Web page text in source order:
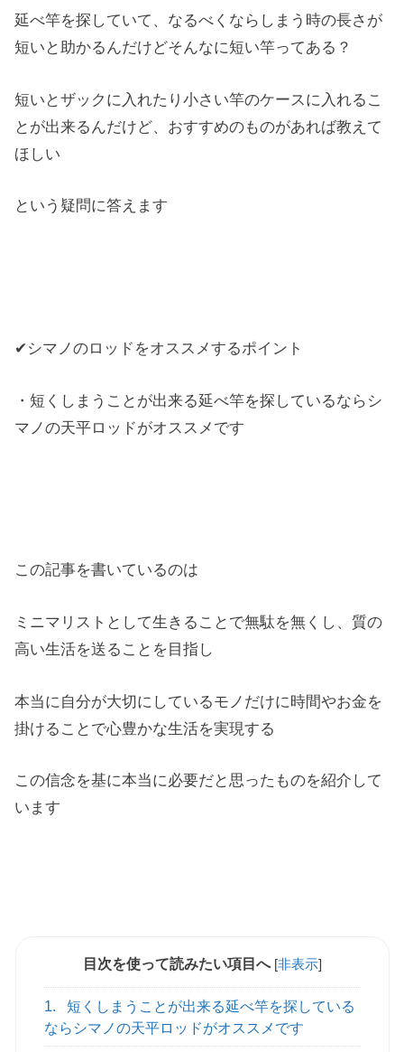
延べ竿を探していて、なるべくならしまう時の長さが
短いと助かるんだけどそんなに短い竿ってある？
短いとザックに入れたり小さい竿のケースに入れるこ
とが出来るんだけど、おすすめのものがあれば教えて
ほしい
という疑問に答えます
✔シマノのロッドをオススメするポイント
・短くしまうことが出来る延べ竿を探しているならシ
マノの天平ロッドがオススメです
この記事を書いているのは
ミニマリストとして生きることで無駄を無くし、質の
高い生活を送ることを目指し
本当に自分が大切にしているモノだけに時間やお金を
掛けることで心豊かな生活を実現する
この信念を基に本当に必要だと思ったものを紹介して
います
目次を使って読みたい項目へ [非表示]
1.
短くしまうことが出来る延べ竿を探している
ならシマノの天平ロッドがオススメです